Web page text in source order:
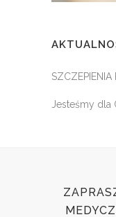
SZCZEPIENIA
Jesteśmy dla